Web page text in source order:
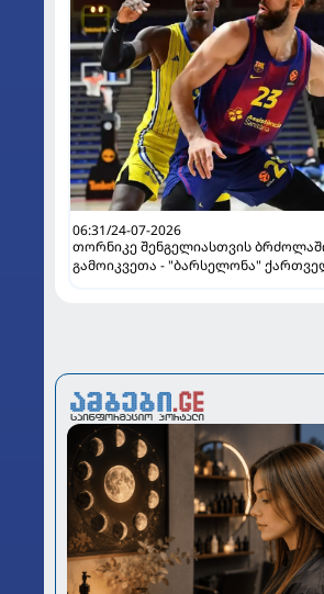
06:31/24-07-2026
თორნიკე შენგელიასთვის
გამოიკვეთა - "ბარსელონა"